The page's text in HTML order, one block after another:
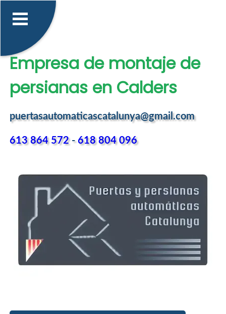
Empresa de montaje de
persianas en Calders
puertasautomaticascatalunya@gmail.com
613 864 572-618 804 096